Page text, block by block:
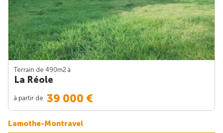
Terrain de 490m2 à
La Réole
à partir de 39 000 €
Lamothe-Montravel